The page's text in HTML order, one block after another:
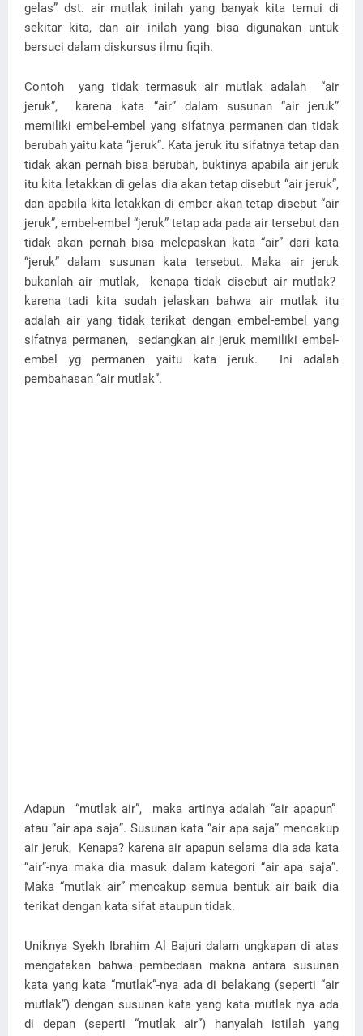
gelas” dst. air mutlak inilah yang banyak kita temui di
sekitar kita, dan air inilah yang bisa digunakan untuk
bersuci dalam diskursus ilmu fiqih.
Contoh yang tidak termasuk air mutlak adalah “air
jeruk”, karena kata “air” dalam susunan “air jeruk”
memiliki embel-embel yang sifatnya permanen dan tidak
berubah yaitu kata “jeruk”. Kata jeruk itu sifatnya tetap dan
tidak akan pernah bisa berubah, buktinya apabila air jeruk
itu kita letakkan di gelas dia akan tetap disebut “air jeruk”,
dan apabila kita letakkan di ember akan tetap disebut “air
jeruk”, embel-embel “jeruk” tetap ada pada air tersebut dan
tidak akan pernah bisa melepaskan kata “air” dari kata
“jeruk” dalam susunan kata tersebut. Maka air jeruk
bukanlah air mutlak, kenapa tidak disebut air mutlak?
karena tadi kita sudah jelaskan bahwa air mutlak itu
adalah air yang tidak terikat dengan embel-embel yang
sifatnya permanen, sedangkan air jeruk memiliki embel-
embel yg permanen yaitu kata jeruk. Ini adalah
pembahasan “air mutlak”.
Adapun “mutlak air”, maka artinya adalah “air apapun”
atau “air apa saja”. Susunan kata “air apa saja” mencakup
air jeruk, Kenapa? karena air apapun selama dia ada kata
“air”-nya maka dia masuk dalam kategori “air apa saja”.
Maka “mutlak air” mencakup semua bentuk air baik dia
terikat dengan kata sifat ataupun tidak.
Uniknya Syekh Ibrahim Al Bajuri dalam ungkapan di atas
mengatakan bahwa pembedaan makna antara susunan
kata yang kata “mutlak”-nya ada di belakang (seperti “air
mutlak”) dengan susunan kata yang kata mutlak nya ada
di depan (seperti “mutlak air”) hanyalah istilah yang